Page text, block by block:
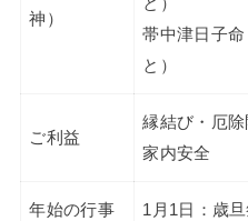
神）
帯中津日子命
と）
ご利益
縁結び・厄除
家内安全
年始の行事 1月1日：歳